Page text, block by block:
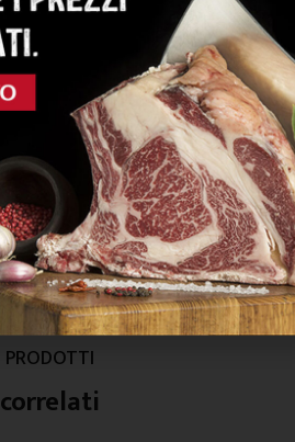
Tronchetto 5 coste Irlanda
Iscriviti e acquista
PRODOTTI
correlati